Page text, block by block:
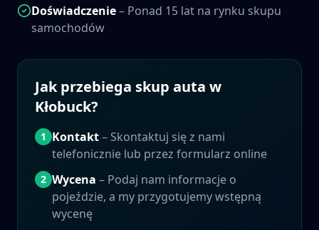
Doświadczenie– Ponad 15 lat na rynku skupu
samochodów
Jak przebiega skup auta w
Kłobuck?
1 Kontakt– Skontaktuj się z nami
telefonicznie lub przez formularz online
2 Wycena – Podaj nam informacje o
pojeździe, a my przygotujemy wstępną
wycenę